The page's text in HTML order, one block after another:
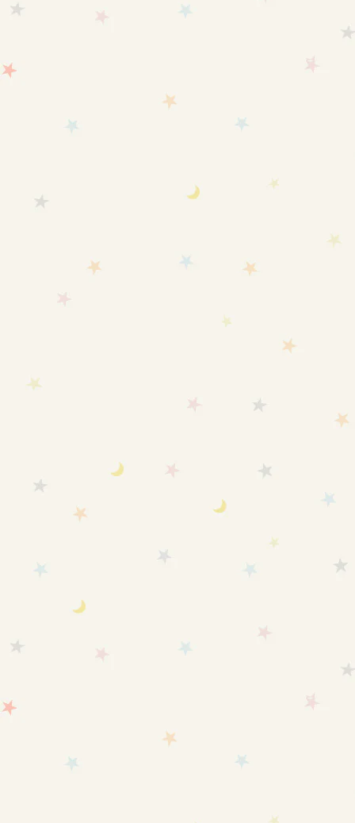
ヶ月頃】愛波おくるみスリーパ
セット
SOLD OUT
愛波スリーパーLと遮光シート
セール価格
セール価格
¥19,360